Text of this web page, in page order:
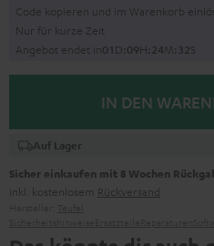
Code kopieren und im Warenkorb
Nur für kurze Zeit
Angebot endet in01D:09H: 24M: 31S
IN DEN
Auf Lager
Sicher einkaufen mit 8 Wochen
inkl. kostenlosem Rückversand